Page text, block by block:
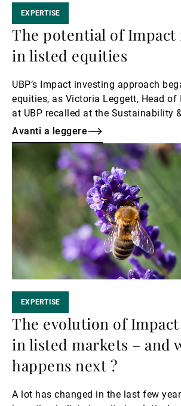
EXPERTISE
The potential of Impact
in listed equities
UBP’s Impact investing approach
equities, as Victoria Leggett, Head of
at UBP recalled at the Sustainability
Forum on 14 June.
Avanti a leggere
Avanti
a
leggere
EXPERTISE
The evolution of
in listed markets – and
happens next ?
A lot has changed in the last few